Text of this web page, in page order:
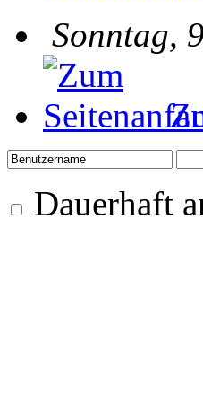
Sonntag,
Dauerhaft